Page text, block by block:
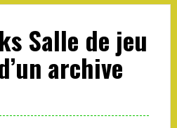
Salle de jeu
archive